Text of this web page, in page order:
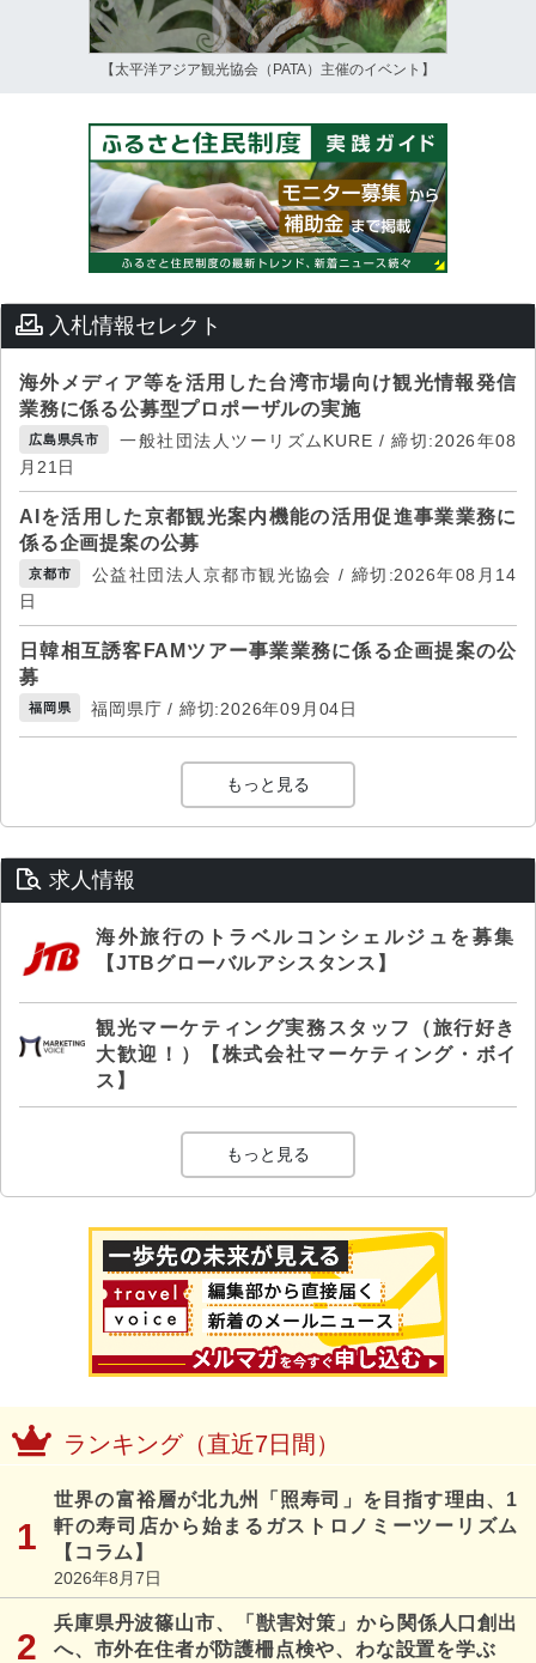
【太平洋アジア観光協会（PATA）主催のイベント】
入札情報セレクト
海外メディア等を活用した台湾市場向け観光情報発信
業務に係る公募型プロポーザルの実施
広島県呉市
一般社団法人ツーリズムKURE / 締切:2026年08
月21日
AIを活用した京都観光案内機能の活用促進事業業務に
係る企画提案の公募
京都市
公益社団法人京都市観光協会 / 締切:2026年08月14
日
日韓相互誘客FAMツアー事業業務に係る企画提案の公
募
福岡県 福岡県庁 / 締切:2026年09月04日
もっと見る
求人情報
海外旅行のトラベルコンシェルジュを募集
【JTBグローバルアシスタンス】
観光マーケティング実務スタッフ（旅行好き
大歓迎！）【株式会社マーケティング・ボイ
ス】
もっと見る
ランキング（直近7日間）
世界の富裕層が北九州「照寿司」を目指す理由、1
軒の寿司店から始まるガストロノミーツーリズム
【コラム】
2026年8月7日
兵庫県丹波篠山市、「獣害対策」から関係人口創出
へ、市外在住者が防護柵点検や、わな設置を学ぶ